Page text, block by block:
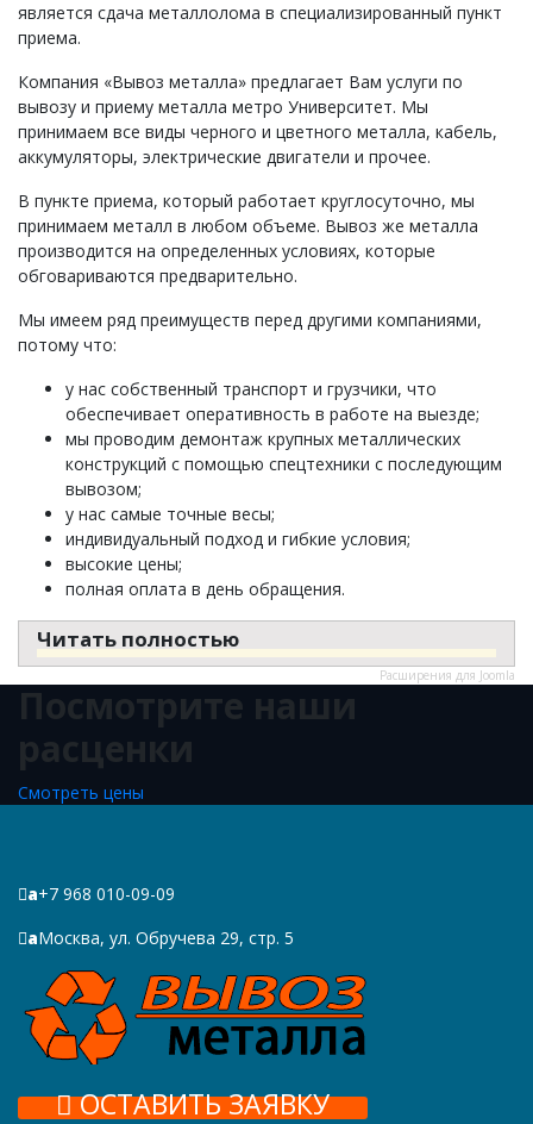
является сдача металлолома в специализированный пункт
приема.
Компания «Вывоз металла» предлагает Вам услуги по
вывозу и приему металла метро Университет. Мы
принимаем все виды черного и цветного металла, кабель,
аккумуляторы, электрические двигатели и прочее.
В пункте приема, который работает круглосуточно, мы
принимаем металл в любом объеме. Вывоз же металла
производится на определенных условиях, которые
обговариваются предварительно.
Мы имеем ряд преимуществ перед другими компаниями,
потому что:
у нас собственный транспорт и грузчики, что
обеспечивает оперативность в работе на выезде;
мы проводим демонтаж крупных металлических
конструкций с помощью спецтехники с последующим
вывозом;
у нас самые точные весы;
индивидуальный подход и гибкие условия;
высокие цены;
полная оплата в день обращения.
Читать полностью
Расширения для Joomla
Посмотрите наши
расценки
Смотреть цены
a+7 968 010-09-09
aМосква, ул. Обручева 29, стр. 5
ОСТАВИТЬ ЗАЯВКУ